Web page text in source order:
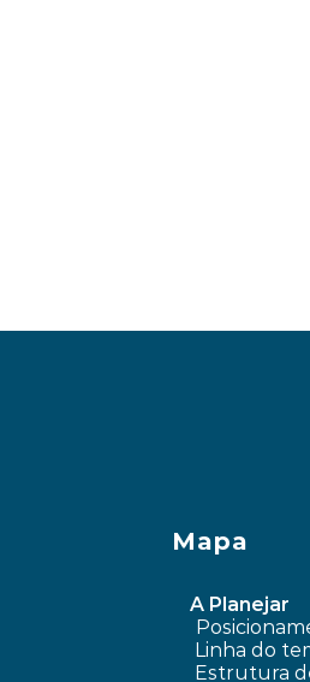
A Planejar
Linha do
Estrutura
Mapa